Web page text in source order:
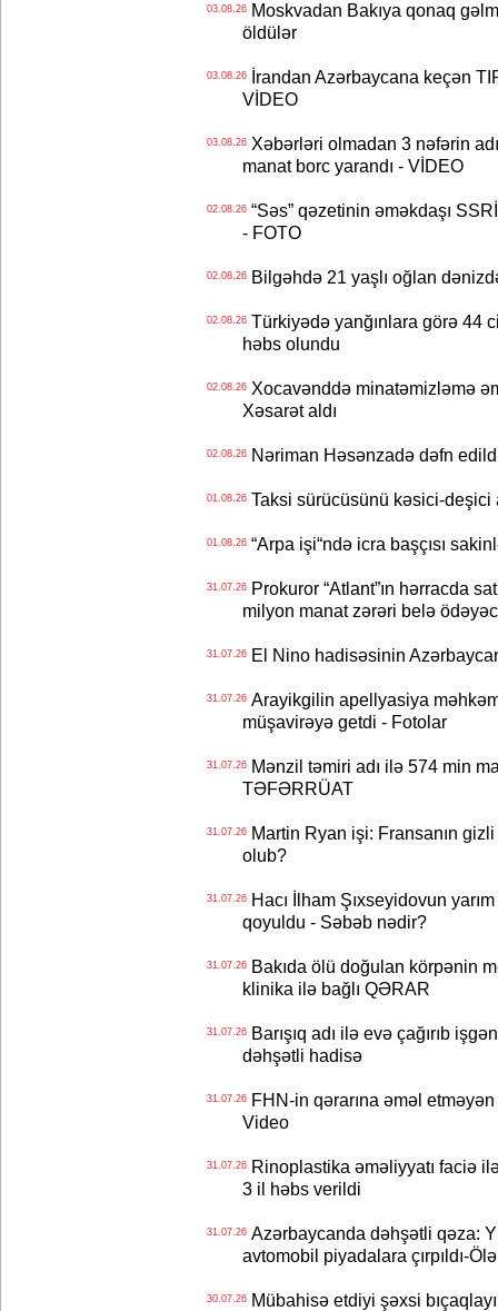
03.08.26Moskvadan Bakıya qonaq
öldülər
03.08.26İrandan Azərbaycana keçən
VİDEO
03.08.26Xəbərləri olmadan 3 nəfərin
manat borc yarandı - VİDEO
02.08.26“Səs” qəzetinin əməkdaşı
- FOTO
02.08.26Bilgəhdə 21 yaşlı oğlan
02.08.26Türkiyədə yanğınlara görə 44
həbs olundu
02.08.26Xocavənddə minatəmizləmə
Xəsarət aldı
02.08.26Nəriman Həsənzadə dəfn
01.08.26Taksi sürücüsünü kəsici-deşici
01.08.26“Arpa işi“ndə icra başçısı
31.07.26Prokuror “Atlant”ın hərracda
milyon manat zərəri belə
31.07.26El Nino hadisəsinin
31.07.26Arayikgilin apellyasiya
müşavirəyə getdi - Fotolar
31.07.26Mənzil təmiri adı ilə 574 min
TƏFƏRRÜAT
31.07.26Martin Ryan işi: Fransanın gizli
olub?
31.07.26Hacı İlham Şıxseyidovun
qoyuldu - Səbəb nədir?
31.07.26Bakıda ölü doğulan körpənin
klinika ilə bağlı QƏRAR
31.07.26Barışıq adı ilə evə çağırıb
dəhşətli hadisə
31.07.26FHN-in qərarına əməl
Video
31.07.26Rinoplastika əməliyyatı faciə
3 il həbs verildi
31.07.26Azərbaycanda dəhşətli qəza:
avtomobil piyadalara çırpıldı-
30.07.26Mübahisə etdiyi şəxsi